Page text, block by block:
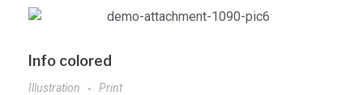
Info colored
Illustration Print